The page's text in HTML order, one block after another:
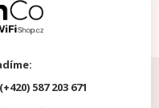
587 203 671